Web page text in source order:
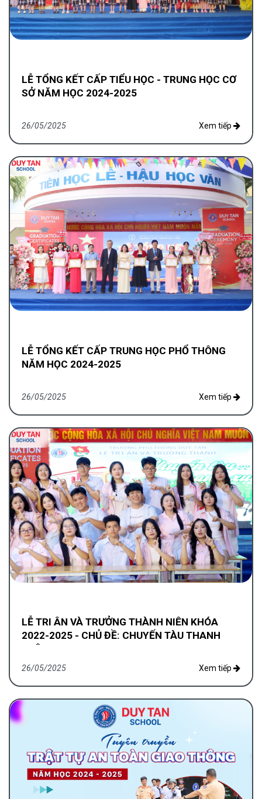
LỄ TỔNG KẾT CẤP TIỂU HỌC - TRUNG HỌC CƠ
SỞ NĂM HỌC 2024-2025
26/05/2025 Xem tiếp
LỄ TỔNG KẾT CẤP TRUNG HỌC PHỔ THÔNG
NĂM HỌC 2024-2025
26/05/2025 Xem tiếp
LỄ TRI ÂN VÀ TRƯỞNG THÀNH NIÊN KHÓA
2022-2025 - CHỦ ĐỀ: CHUYẾN TÀU THANH
26/05/2025 Xem tiếp